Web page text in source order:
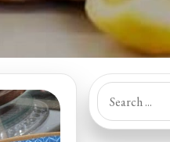
Search
for: